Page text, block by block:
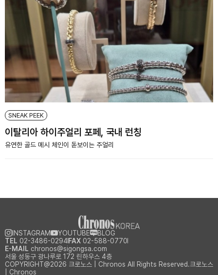
SNEAK PEEK
이탈리아 하이주얼리 포페, 국내 런칭
유연한 골드 메시 체인이 돋보이는 주얼리
서울 성동구 광나루로 172 린하우스 4층
COPYRIGHT@2026 크로노스 | Chronos All Rights Reserved.크로노스
| Chronos
INSTAGRAM YOUTUBE
BLOG
TEL 02-3486-0294 FAX 02-588-0770
E-MAIL chronos@sigongsa.com